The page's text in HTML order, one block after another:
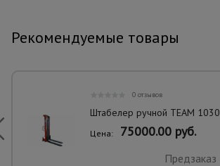
Рекомендуемые товары
0 отзывов
Штабелер ручной TEAM 1030
Цена: 75000.00 руб.
Предзаказ